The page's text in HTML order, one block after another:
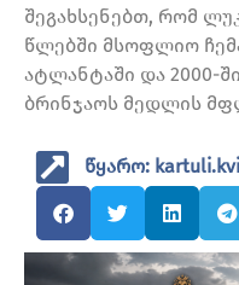
შეგახსენებთ, რომ
წლებში მსოფლიო
ატლანტაში და 2000-
ბრინჯაოს მედლის
წყარო: